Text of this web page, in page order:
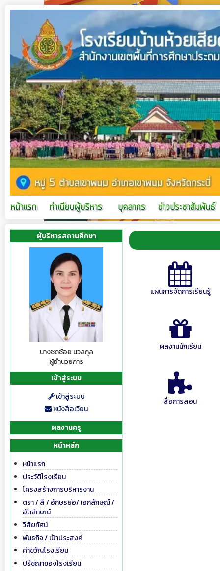
ผู้บริหารสถานศึกษา
นางชดช้อย นวลกุล
ผู้อำนวยการ
เข้าสู่ระบบ
เข้าสู่ระบบ
หนังสือเวียน
ผลงานครู
หน้าหลัก
หน้าแรก
ประวัติโรงเรียน
โครงสร้างการบริหารงาน
ตรา / สี / อักษรย่อ/ เอกลักษณ์ /
อัตลักษณ์
วิสัยทัศน์
พันธกิจ / เป้าประสงค์
คำขวัญโรงเรียน
ปรัชญาของโรงเรียน
แผนการจัดการเรียนรู้
ผลงานนักเรียน
สื่อการสอน